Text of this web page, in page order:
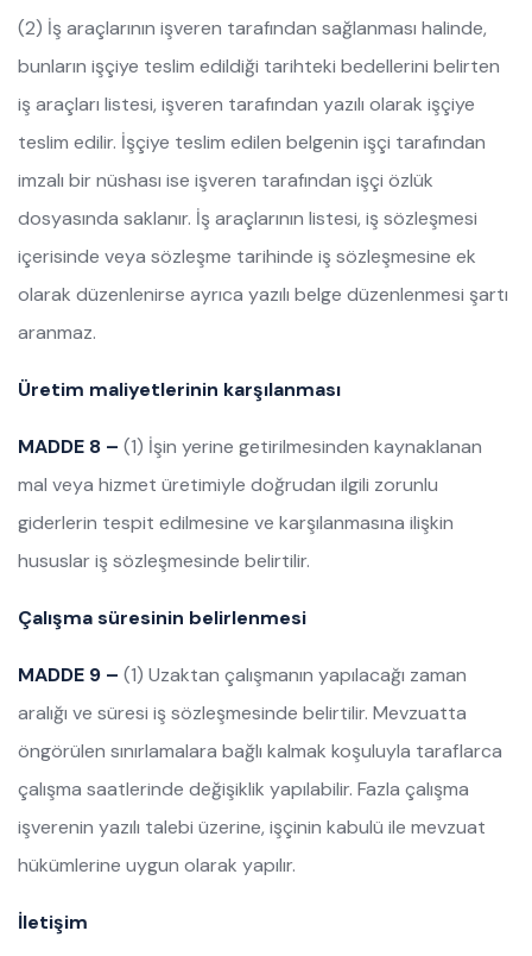
(2) İş araçlarının işveren tarafından sağlanması halinde,
bunların işçiye teslim edildiği tarihteki bedellerini belirten
iş araçları listesi, işveren tarafından yazılı olarak işçiye
teslim edilir. İşçiye teslim edilen belgenin işçi tarafından
imzalı bir nüshası ise işveren tarafından işçi özlük
dosyasında saklanır. İş araçlarının listesi, iş sözleşmesi
içerisinde veya sözleşme tarihinde iş sözleşmesine ek
olarak düzenlenirse ayrıca yazılı belge düzenlenmesi şartı
aranmaz.
Üretim maliyetlerinin karşılanması
MADDE 8 – (1) İşin yerine getirilmesinden kaynaklanan
mal veya hizmet üretimiyle doğrudan ilgili zorunlu
giderlerin tespit edilmesine ve karşılanmasına ilişkin
hususlar iş sözleşmesinde belirtilir.
Çalışma süresinin belirlenmesi
MADDE 9 – (1) Uzaktan çalışmanın yapılacağı zaman
aralığı ve süresi iş sözleşmesinde belirtilir. Mevzuatta
öngörülen sınırlamalara bağlı kalmak koşuluyla taraflarca
çalışma saatlerinde değişiklik yapılabilir. Fazla çalışma
işverenin yazılı talebi üzerine, işçinin kabulü ile mevzuat
hükümlerine uygun olarak yapılır.
İletişim